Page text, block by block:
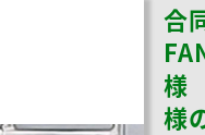
合
様
様